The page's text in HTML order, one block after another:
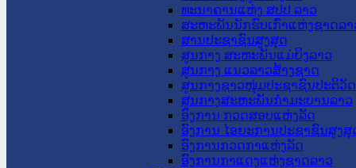
ທະນາຄານແຫ່ງ ສປປ ລາວ
ສະຫະພັນນັກຮົບເກົ່າແຫ່ງຊາດລາ
ສານປະຊາຊົນສູງສຸດ
ສູນກາງ ສະຫະພັນແມ່ຍິງລາວ
ສູນກາງ ແນວລາວສ້າງຊາດ
ສູນກາງຊາວໜຸ່ມປະຊາຊົນປະຕິວັ
ສູນກາງສະຫະພັນກຳມະບານລາວ
ອົງການ ກວດສອບແຫ່ງລັດ
ອົງການ ໄອຍະການປະຊາຊົນສູງສຸ
ອົງການກວດກາແຫ່ງລັດ
ອົງການກາແດງແຫ່ງຊາດລາວ